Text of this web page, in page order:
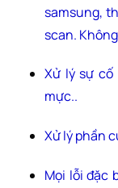
samsung,
scan.
Xử lý sự cố
mực..
Xử lý phần
Mọi lỗi đặc